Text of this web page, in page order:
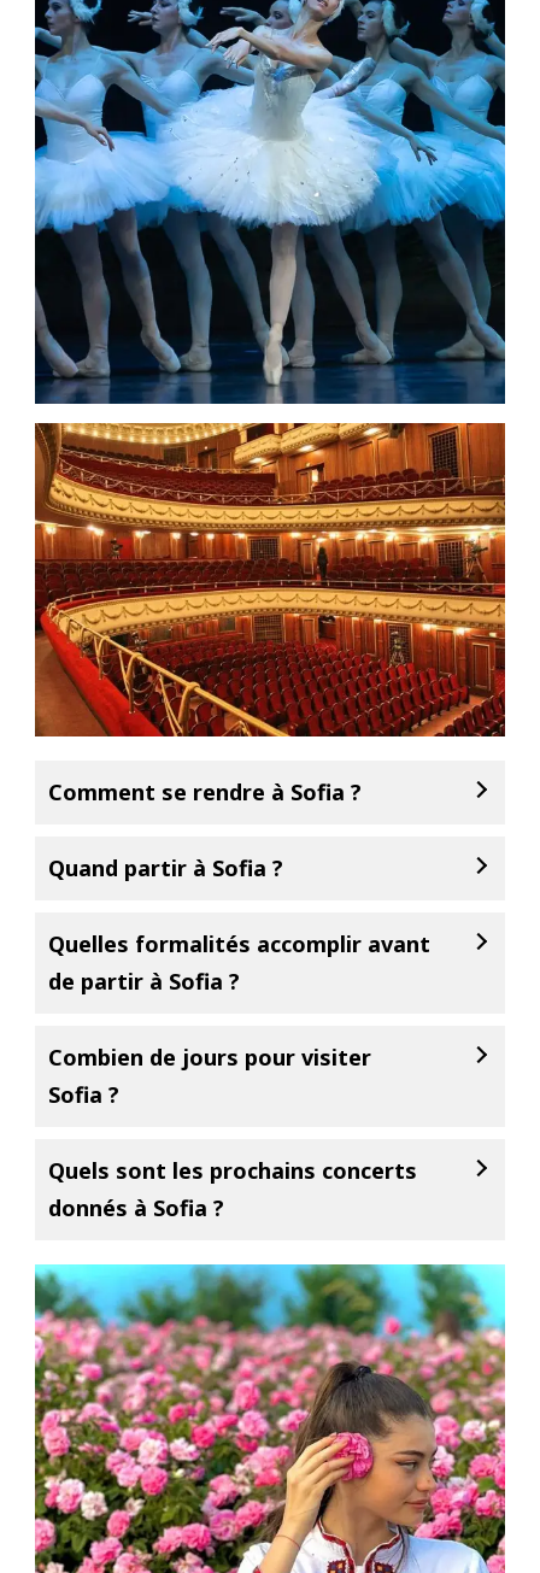
Comment se rendre à Sofia ?
Quand partir à Sofia ?
Quelles formalités accomplir avant
de partir à Sofia ?
Combien de jours pour visiter
Sofia ?
Quels sont les prochains concerts
donnés à Sofia ?